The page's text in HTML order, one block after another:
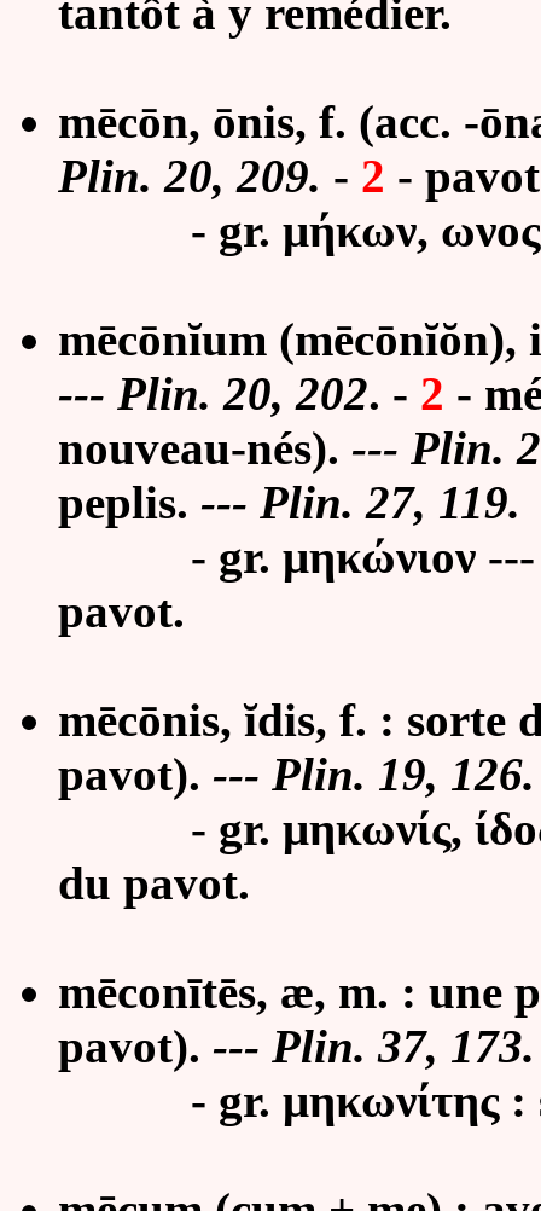
tantôt à y remédier.
mēcōn, ōnis, f. (acc. -
Plin. 20, 209. - 2 -
- gr. μήκων,
mēcōnĭum
--- Plin. 20, 202. - 2 -
nouveau-nés). --- Plin.
peplis. --- Plin. 27, 119.
- gr. μηκώνιον ---
pavot.
mēcōnis, ĭdis, f. : sorte
pavot). --- Plin. 19, 126.
- gr. μηκωνίς, ίδος
du pavot.
mēconītēs, æ, m. : une
pavot). --- Plin. 37, 173.
- gr. μηκωνίτης :